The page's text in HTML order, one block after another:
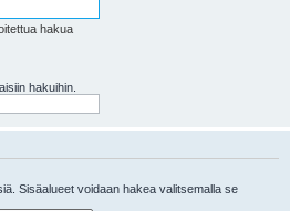
hakua
hakuihin.
Sisäalueet voidaan hakea valitsemalla se